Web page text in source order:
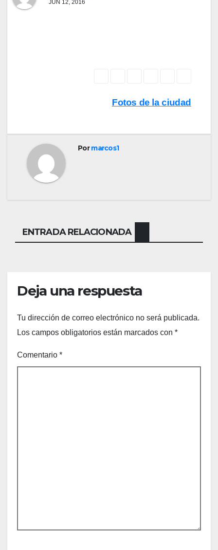
JUN 12, 2016
Navegación
entradas
Fotos de la ciudad
Pormarcos1
ENTRADA RELACIONADA
Deja una respuesta
Tu dirección de correo electrónico no será publicada.
Los campos obligatorios están marcados con *
Comentario *